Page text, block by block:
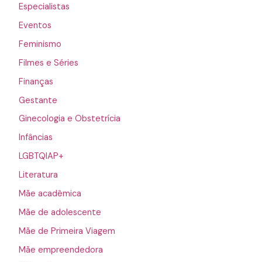
Especialistas
Eventos
Feminismo
Filmes e Séries
Finanças
Gestante
Ginecologia e Obstetrícia
Infâncias
LGBTQIAP+
Literatura
Mãe acadêmica
Mãe de adolescente
Mãe de Primeira Viagem
Mãe empreendedora